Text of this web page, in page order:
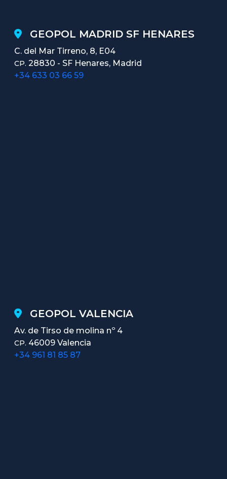
GEOPOL MADRID SF HENARES
C. del Mar Tirreno, 8, E04
CP. 28830 - SF Henares, Madrid
+34 633 03 66 59
GEOPOL VALENCIA
Av. de Tirso de molina nº 4
CP. 46009 Valencia
+34 961 81 85 87